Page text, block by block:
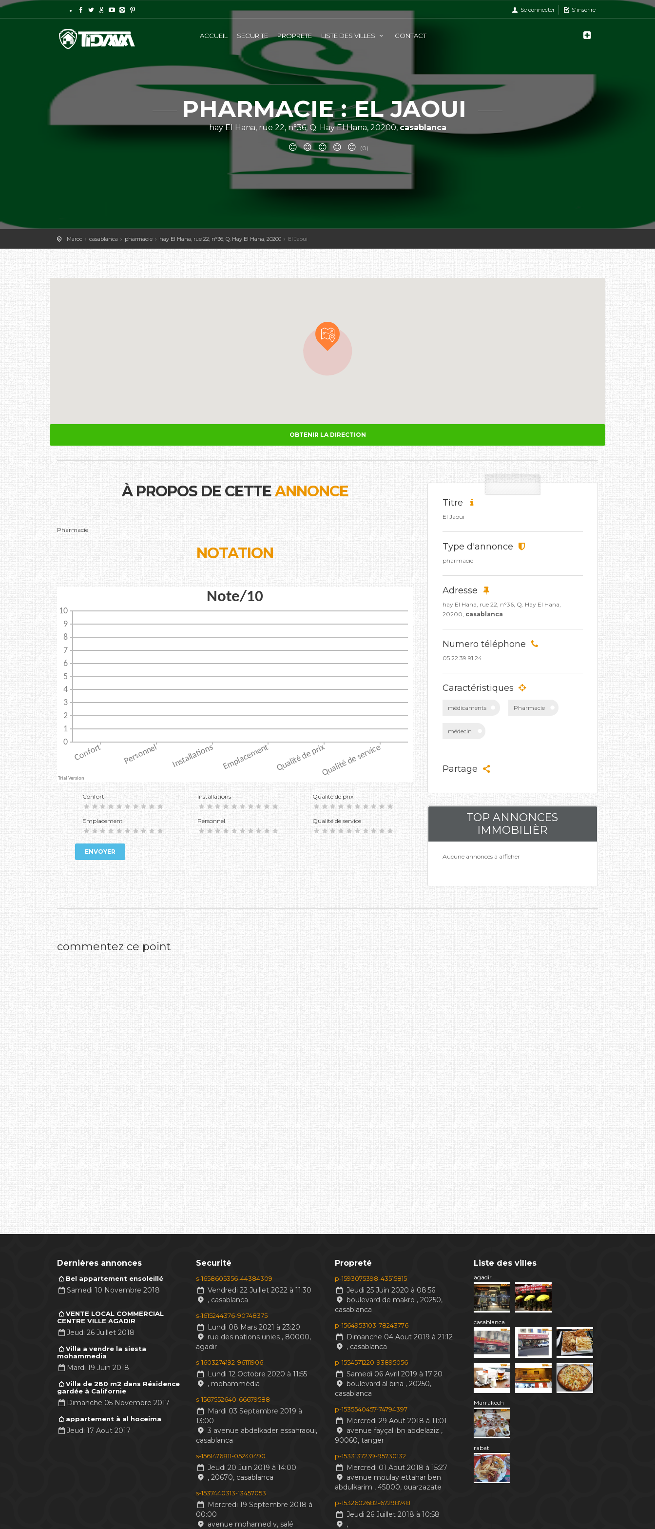
Se connecter S'inscrire
ACCUEIL SECURITE PROPRETE LISTE DES VILLES CONTACT
PHARMACIE : EL JAOUI
hay El Hana, rue 22, n°36, Q. Hay El Hana, 20200,casablanca
(0)
Maroc casablanca pharmacie hay El Hana, rue 22, n°36, Q. Hay El Hana, 20200 El Jaoui
OBTENIR LA DIRECTION
À PROPOS DE CETTEANNONCE
Pharmacie
NOTATION
Confort
Emplacement
Installations
Personnel
Qualité de prix
Qualité de service
ENVOYER
Titre
El Jaoui
Type d'annonce
pharmacie
Adresse
hay El Hana, rue 22, n°36, Q. Hay El Hana,
20200, casablanca
Numero téléphone
05 22 39 91 24
Caractéristiques
médicaments Pharmacie
médecin
Partage
TOP ANNONCES
IMMOBILIÈR
Aucune annonces à afficher
commentez ce point
Dernières annonces
Bel appartement ensoleillé
Samedi 10 Novembre 2018
VENTE LOCAL COMMERCIAL
CENTRE VILLE AGADIR
Jeudi 26 Juillet 2018
Villa a vendre la siesta
mohammedia
Mardi 19 Juin 2018
Villa de 280 m2 dans Résidence
gardée à Californie
Dimanche 05 Novembre 2017
appartement à al hoceima
Jeudi 17 Aout 2017
Securité
s-1658605356-44384309
Vendredi 22 Juillet 2022 à 11:30
, casablanca
s-1615244376-90748375
Lundi 08 Mars 2021 à 23:20
rue des nations unies , 80000,
agadir
s-1603274192-96111906
Lundi 12 Octobre 2020 à 11:55
, mohammédia
s-1567552640-66679588
Mardi 03 Septembre 2019 à
13:00
3 avenue abdelkader essahraoui,
casablanca
s-1561476811-05240490
Jeudi 20 Juin 2019 à 14:00
, 20670, casablanca
s-1537440313-13457053
Mercredi 19 Septembre 2018 à
00:00
avenue mohamed v, salé
Propreté
p-1593075398-43515815
Jeudi 25 Juin 2020 à 08:56
boulevard de makro , 20250,
casablanca
p-1564953103-78243776
Dimanche 04 Aout 2019 à 21:12
, casablanca
p-1554571220-93895056
Samedi 06 Avril 2019 à 17:20
boulevard al bina , 20250,
casablanca
p-1535540457-74794397
Mercredi 29 Aout 2018 à 11:01
avenue fayçal ibn abdelaziz ,
90060, tanger
p-1533137239-95730132
Mercredi 01 Aout 2018 à 15:27
avenue moulay ettahar ben
abdulkarim , 45000, ouarzazate
p-1532602682-67298748
Jeudi 26 Juillet 2018 à 10:58
,
Liste des villes
agadir
casablanca
Marrakech
rabat